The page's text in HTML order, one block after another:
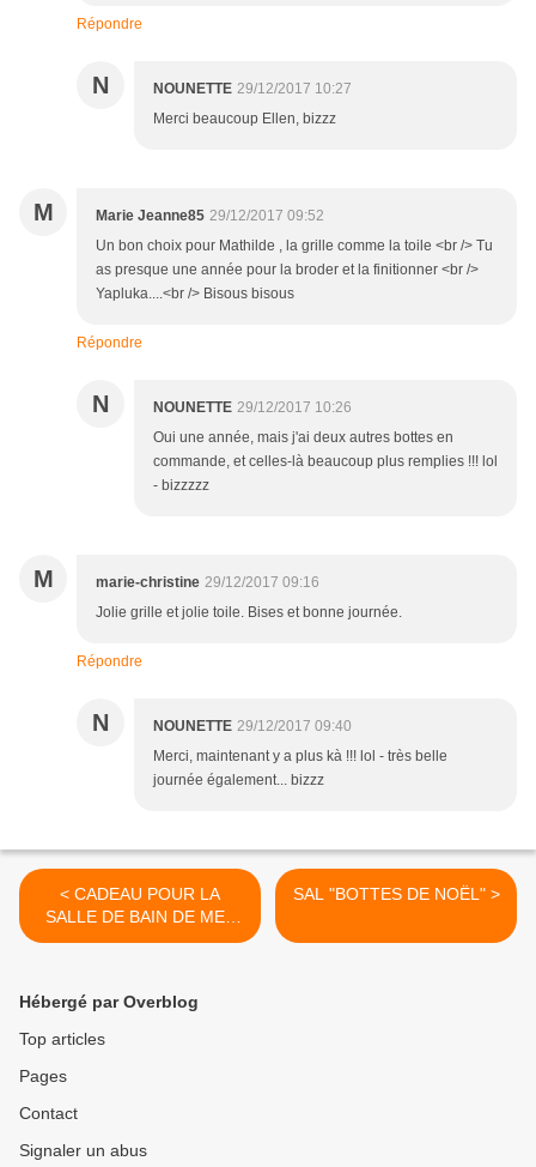
Répondre
N NOUNETTE 29/12/2017 10:27
Merci beaucoup Ellen, bizzz
M Marie Jeanne85 29/12/2017 09:52
Un bon choix pour Mathilde , la grille comme la toile <br /> Tu
as presque une année pour la broder et la finitionner <br />
Yapluka....<br /> Bisous bisous
Répondre
N NOUNETTE 29/12/2017 10:26
Oui une année, mais j'ai deux autres bottes en
commande, et celles-là beaucoup plus remplies !!! lol
- bizzzzz
M marie-christine 29/12/2017 09:16
Jolie grille et jolie toile. Bises et bonne journée.
Répondre
N NOUNETTE 29/12/2017 09:40
Merci, maintenant y a plus kà !!! lol - très belle
journée également... bizzz
< CADEAU POUR LA
SALLE DE BAIN DE MES
ENFANTS
SAL "BOTTES DE NOËL" >
Hébergé par Overblog
Top articles
Pages
Contact
Signaler un abus